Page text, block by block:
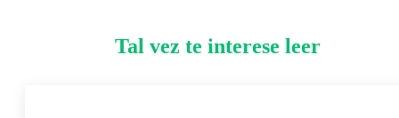
Tal vez te interese leer